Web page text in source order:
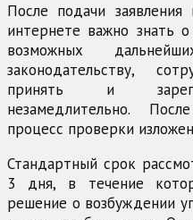
После подачи
интернете важно знать
возможных
законодательству,
принять и
незамедлительно.
процесс проверки
Стандартный срок
3 дня, в течение
решение о возбуждении